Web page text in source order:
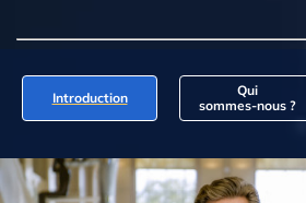
Introduction
Qui
sommes‑nous ?